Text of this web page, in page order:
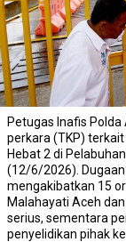
Petugas Inafis
perkara (TKP)
Hebat 2 di
(12/6/2026).
mengakibatkan 15
Malahayati Aceh
serius, sementara
penyelidikan pihak